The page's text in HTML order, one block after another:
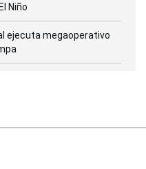
Niño
ejecuta megaoperativo